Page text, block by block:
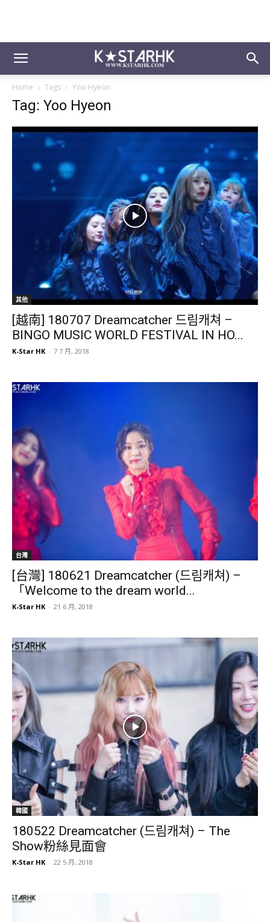
Home Tags Yoo Hyeon
Tag: Yoo Hyeon
其他
[越南] 180707 Dreamcatcher 드림캐쳐 –
BINGO MUSIC WORLD FESTIVAL IN HO...
K-Star HK - 7 7 月, 2018
台灣
[台灣] 180621 Dreamcatcher (드림캐쳐) –
「Welcome to the dream world...
K-Star HK - 21 6 月, 2018
韓國
180522 Dreamcatcher (드림캐쳐) – The
Show粉絲見面會
K-Star HK - 22 5 月, 2018